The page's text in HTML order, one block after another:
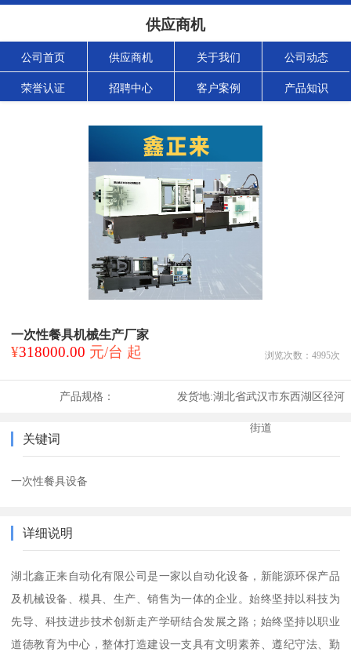
供应商机
公司首页 供应商机 关于我们 公司动态
荣誉认证 招聘中心 客户案例 产品知识
一次性餐具机械生产厂家
¥318000.00 元/台 起 浏览次数： 4995次
产品规格： 发货地:湖北省武汉市东西湖区径河
街道
关键词
一次性餐具设备
详细说明
湖北鑫正来自动化有限公司是一家以自动化设备，新能源环保产品
及机械设备、模具、生产、销售为一体的企业。始终坚持以科技为
先导、科技进步技术创新走产学研结合发展之路；始终坚持以职业
道德教育为中心，整体打造建设一支具有文明素养、遵纪守法、勤